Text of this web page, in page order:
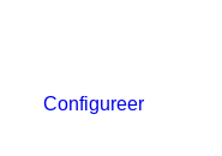
Configureer